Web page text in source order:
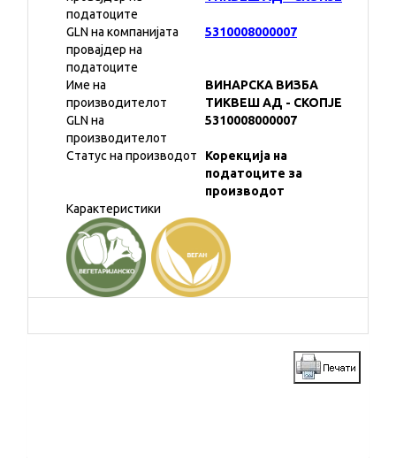
податоците
GLN на компанијата
провајдер на
податоците
5310008000007
Име на
производителот
ВИНАРСКА ВИЗБА
ТИКВЕШ АД - СКОПЈЕ
GLN на
производителот
5310008000007
Статус на производот
Корекција на
податоците за
производот
Карактеристики